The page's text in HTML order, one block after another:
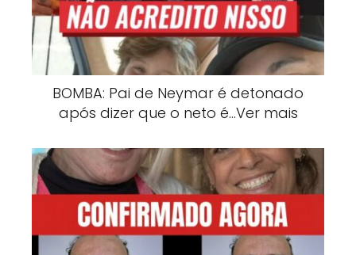
BOMBA: Pai de Neymar é detonado
após dizer que o neto é…Ver mais